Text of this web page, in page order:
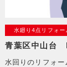
水廻り4点リフォー
青葉区中山台
水回りのリフォー